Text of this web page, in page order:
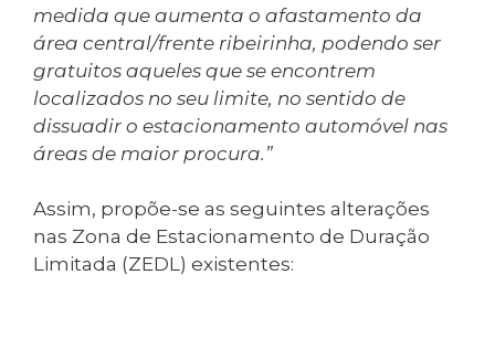
medida que aumenta o afastamento da
área central/frente ribeirinha, podendo ser
gratuitos aqueles que se encontrem
localizados no seu limite, no sentido de
dissuadir o estacionamento automóvel nas
áreas de maior procura.”
Assim, propõe-se as seguintes alterações
nas Zona de Estacionamento de Duração
Limitada (ZEDL) existentes: